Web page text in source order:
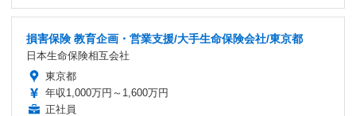
損害保険 教育企画・営業支援/大手生命保険会社/東京都
日本生命保険相互会社
東京都
年収1,000万円～1,600万円
正社員